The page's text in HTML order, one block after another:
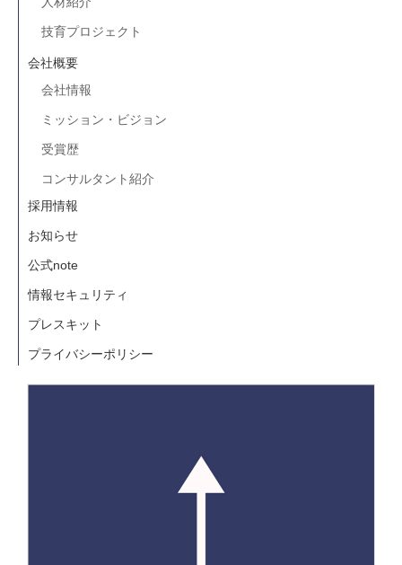
技育プロジェクト
会社概要
会社情報
ミッション・ビジョン
受賞歴
コンサルタント紹介
採用情報
お知らせ
公式note
情報セキュリティ
プレスキット
プライバシーポリシー